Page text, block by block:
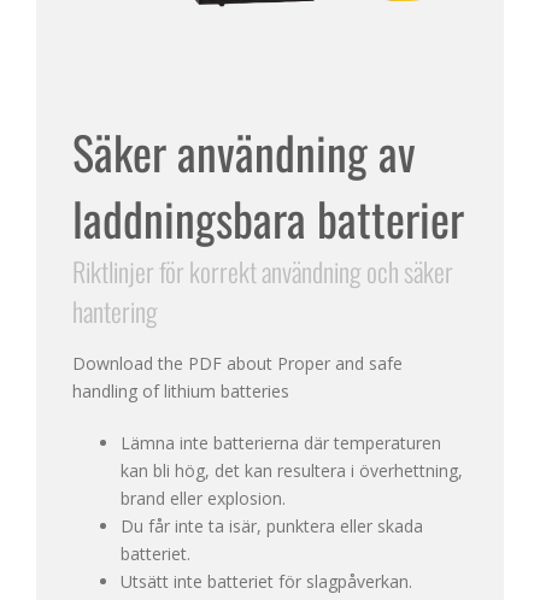
Säker användning av
laddningsbara batterier
Riktlinjer för korrekt användning och säker
hantering
Download the PDF about Proper and safe
handling of lithium batteries
Lämna inte batterierna där temperaturen
kan bli hög, det kan resultera i överhettning,
brand eller explosion.
Du får inte ta isär, punktera eller skada
batteriet.
Utsätt inte batteriet för slagpåverkan.